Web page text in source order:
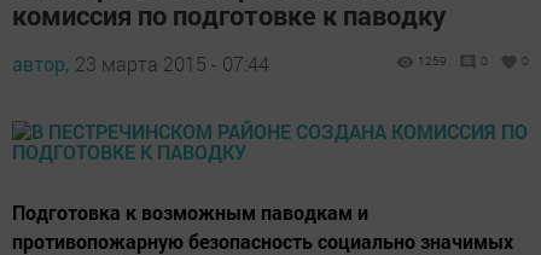
комиссия по подготовке к паводку
автор, 23 марта 2015 - 07:44 1259 0 0
Подготовка к возможным паводкам и
противопожарную безопасность социально значимых